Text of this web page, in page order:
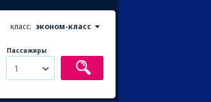
класс: эконом-класс
Пассажиры
1